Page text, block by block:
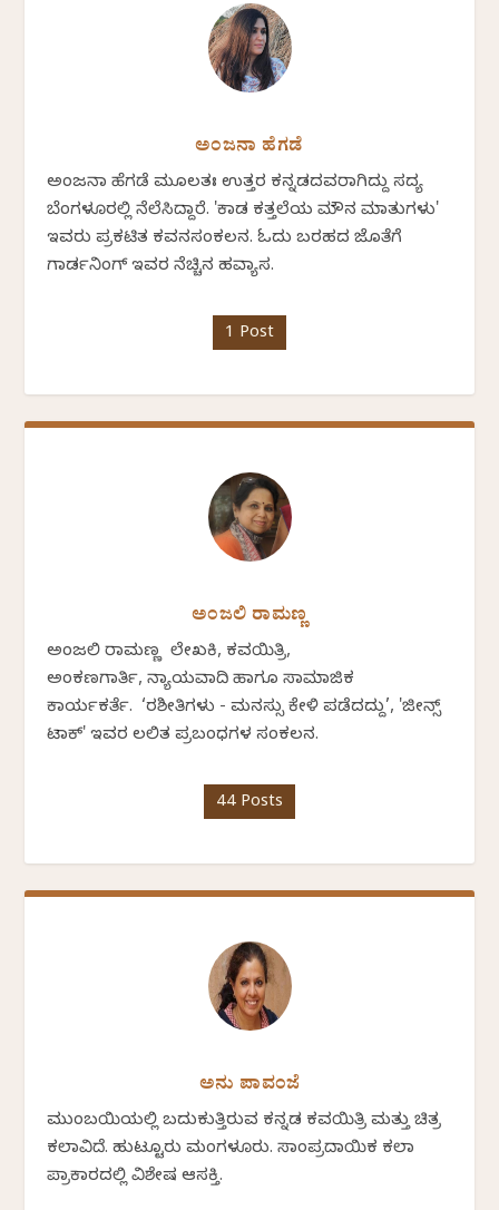
ಅಂಜನಾ ಹೆಗಡೆ
ಅಂಜನಾ ಹೆಗಡೆ ಮೂಲತಃ ಉತ್ತರ ಕನ್ನಡದವರಾಗಿದ್ದು ಸದ್ಯ
ಬೆಂಗಳೂರಲ್ಲಿ ನೆಲೆಸಿದ್ದಾರೆ. 'ಕಾಡ ಕತ್ತಲೆಯ ಮೌನ ಮಾತುಗಳು'
ಇವರು ಪ್ರಕಟಿತ ಕವನಸಂಕಲನ. ಓದು ಬರಹದ ಜೊತೆಗೆ
ಗಾರ್ಡನಿಂಗ್ ಇವರ ನೆಚ್ಚಿನ ಹವ್ಯಾಸ.
1 Post
ಅಂಜಲಿ ರಾಮಣ್ಣ
ಅಂಜಲಿ ರಾಮಣ್ಣ ಲೇಖಕಿ, ಕವಯಿತ್ರಿ,
ಅಂಕಣಗಾರ್ತಿ, ನ್ಯಾಯವಾದಿ ಹಾಗೂ ಸಾಮಾಜಿಕ
ಕಾರ್ಯಕರ್ತೆ. ‘ರಶೀತಿಗಳು - ಮನಸ್ಸು ಕೇಳಿ ಪಡೆದದ್ದು’, 'ಜೀನ್ಸ್
ಟಾಕ್' ಇವರ ಲಲಿತ ಪ್ರಬಂಧಗಳ ಸಂಕಲನ.
44 Posts
ಅನು ಪಾವಂಜೆ
ಮುಂಬಯಿಯಲ್ಲಿ ಬದುಕುತ್ತಿರುವ ಕನ್ನಡ ಕವಯಿತ್ರಿ ಮತ್ತು ಚಿತ್ರ
ಕಲಾವಿದೆ. ಹುಟ್ಟೂರು ಮಂಗಳೂರು. ಸಾಂಪ್ರದಾಯಿಕ ಕಲಾ
ಪ್ರಾಕಾರದಲ್ಲಿ ವಿಶೇಷ ಆಸಕ್ತಿ.